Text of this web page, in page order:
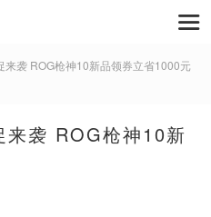
来袭 ROG枪神10新品领券立省1000元
来袭 ROG枪神10新